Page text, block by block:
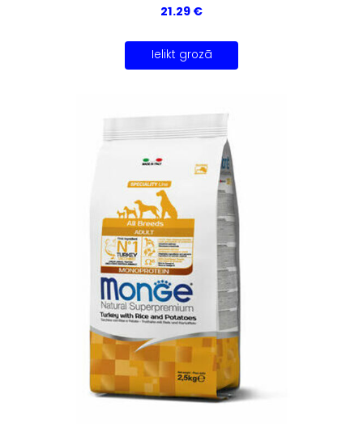
21.29 €
Ielikt grozā